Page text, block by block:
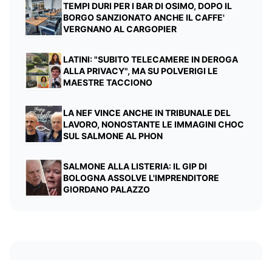
TEMPI DURI PER I BAR DI OSIMO, DOPO IL
BORGO SANZIONATO ANCHE IL CAFFE'
VERGNANO AL CARGOPIER
LATINI: "SUBITO TELECAMERE IN DEROGA
ALLA PRIVACY", MA SU POLVERIGI LE
MAESTRE TACCIONO
LA NEF VINCE ANCHE IN TRIBUNALE DEL
LAVORO, NONOSTANTE LE IMMAGINI CHOC
SUL SALMONE AL PHON
SALMONE ALLA LISTERIA: IL GIP DI
BOLOGNA ASSOLVE L'IMPRENDITORE
GIORDANO PALAZZO